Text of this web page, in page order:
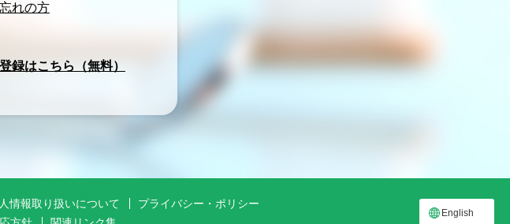
れの方
登録はこちら（無料）
情報取り扱いについて
プライバシー・ポリシー
English